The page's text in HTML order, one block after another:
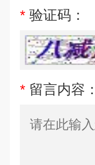
* 验证码：
* 留言内容：